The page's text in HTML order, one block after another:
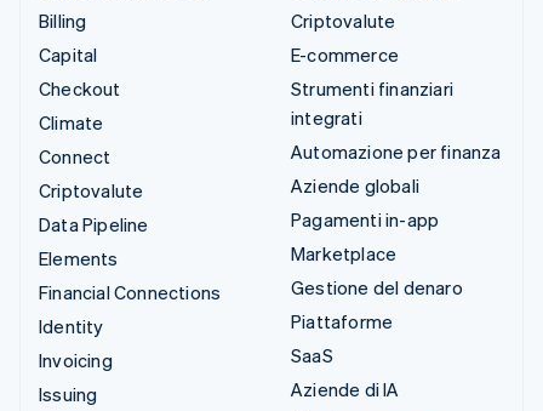
Billing
Capital
Checkout
Climate
Connect
Criptovalute
Data Pipeline
Elements
Financial Connections
Identity
Invoicing
Issuing
Criptovalute
E-commerce
Strumenti finanziari
integrati
Automazione per finanza
Aziende globali
Pagamenti in-app
Marketplace
Gestione del denaro
Piattaforme
SaaS
Aziende di IA